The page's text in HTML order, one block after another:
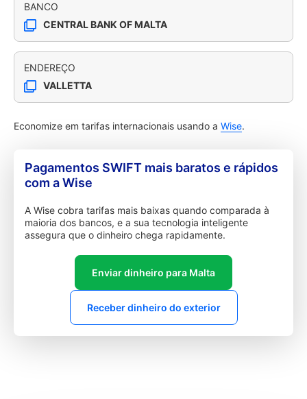
BANCO
CENTRAL BANK OF MALTA
ENDEREÇO
VALLETTA
Economize em tarifas internacionais usando a Wise.
Pagamentos SWIFT mais baratos e rápidos
com a Wise
A Wise cobra tarifas mais baixas quando comparada à
maioria dos bancos, e a sua tecnologia inteligente
assegura que o dinheiro chega rapidamente.
Enviar dinheiro para Malta
Receber dinheiro do exterior